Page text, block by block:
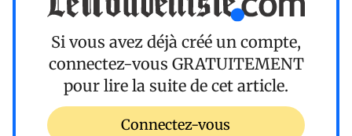
Si vous avez déjà créé un compte,
connectez-vous GRATUITEMENT
pour lire la suite de cet article.
Connectez-vous